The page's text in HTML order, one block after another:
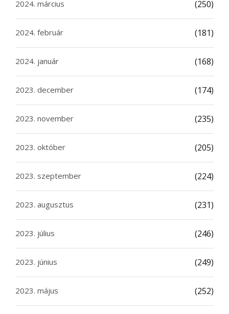
2024. március (250)
2024. február (181)
2024. január (168)
2023. december (174)
2023. november (235)
2023. október (205)
2023. szeptember (224)
2023. augusztus (231)
2023. július (246)
2023. június (249)
2023. május (252)